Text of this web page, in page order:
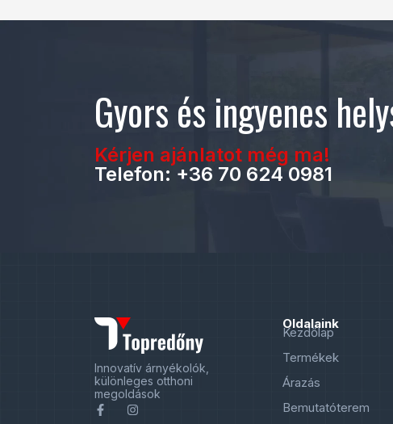
Gyors és ingyenes
Kérjen ajánlatot még ma!
Telefon: +36 70 624 0981
Innovatív árnyékolók,
különleges otthoni
megoldások
Oldalaink
Kezdőlap
Termékek
Árazás
Bemutatóterem